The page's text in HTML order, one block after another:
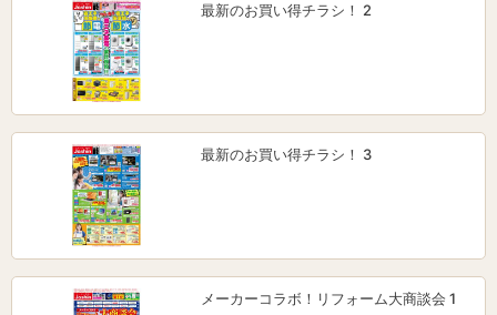
最新のお買い得チラシ！ 2
最新のお買い得チラシ！ 3
メーカーコラボ！リフォーム大商談会 1